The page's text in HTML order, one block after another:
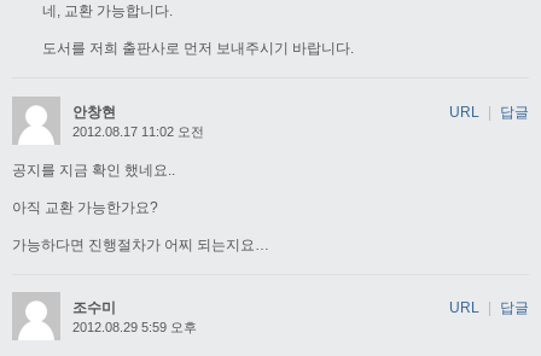
네, 교환 가능합니다.
도서를 저희 출판사로 먼저 보내주시기 바랍니다.
안창현
2012.08.17 11:02 오전
공지를 지금 확인 했네요..
아직 교환 가능한가요?
가능하다면 진행절차가 어찌 되는지요…
URL | 답글
조수미
2012.08.29 5:59 오후
URL 답글